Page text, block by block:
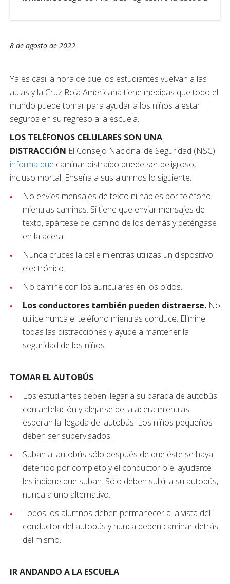
8 de agosto de 2022
Ya es casi la hora de que los estudiantes vuelvan a las
aulas y la Cruz Roja Americana tiene medidas que todo el
mundo puede tomar para ayudar a los niños a estar
seguros en su regreso a la escuela.
LOS TELÉFONOS CELULARES SON UNA
DISTRACCIÓN El Consejo Nacional de Seguridad (NSC)
informa que caminar distraído puede ser peligroso,
incluso mortal. Enseña a sus alumnos lo siguiente:
No envíes mensajes de texto ni hables por teléfono
mientras caminas. Si tiene que enviar mensajes de
texto, apártese del camino de los demás y deténgase
en la acera.
Nunca cruces la calle mientras utilizas un dispositivo
electrónico.
No camine con los auriculares en los oídos.
Los conductores también pueden distraerse. No
utilice nunca el teléfono mientras conduce. Elimine
todas las distracciones y ayude a mantener la
seguridad de los niños.
TOMAR EL AUTOBÚS
Los estudiantes deben llegar a su parada de autobús
con antelación y alejarse de la acera mientras
esperan la llegada del autobús. Los niños pequeños
deben ser supervisados.
Suban al autobús sólo después de que éste se haya
detenido por completo y el conductor o el ayudante
les indique que suban. Sólo deben subir a su autobús,
nunca a uno alternativo.
Todos los alumnos deben permanecer a la vista del
conductor del autobús y nunca deben caminar detrás
del mismo.
IR ANDANDO A LA ESCUELA